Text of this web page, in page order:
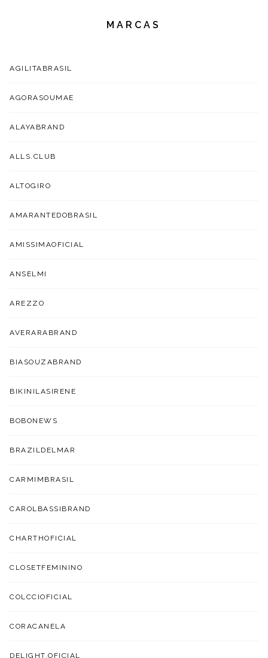
MARCAS
AGILITABRASIL
AGORASOUMAE
ALAYABRAND
ALLS.CLUB
ALTOGIRO
AMARANTEDOBRASIL
AMISSIMAOFICIAL
ANSELMI
AREZZO
AVERARABRAND
BIASOUZABRAND
BIKINILASIRENE
BOBONEWS
BRAZILDELMAR
CARMIMBRASIL
CAROLBASSIBRAND
CHARTHOFICIAL
CLOSETFEMININO
COLCCIOFICIAL
CORACANELA
DELIGHT.OFICIAL